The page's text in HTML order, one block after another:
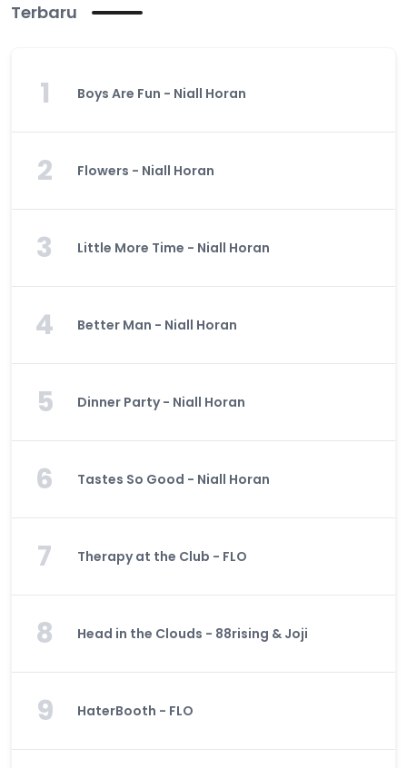
Terbaru
1 Boys Are Fun - Niall Horan
2 Flowers - Niall Horan
3 Little More Time - Niall Horan
4 Better Man - Niall Horan
5 Dinner Party - Niall Horan
6 Tastes So Good - Niall Horan
7 Therapy at the Club - FLO
8 Head in the Clouds - 88rising & Joji
9 HaterBooth - FLO